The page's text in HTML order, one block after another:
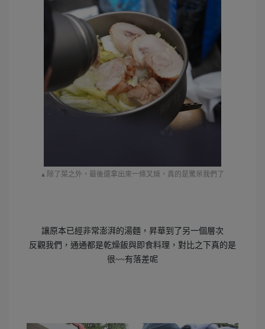
▴ 除了菜之外，最後還拿出來一條叉燒，真的是驚呆我們了
讓原本已經非常澎湃的湯麵，昇華到了另一個層次
反觀我們，通通都是乾燥飯與即食料理，對比之下真的是
很~~有落差呢